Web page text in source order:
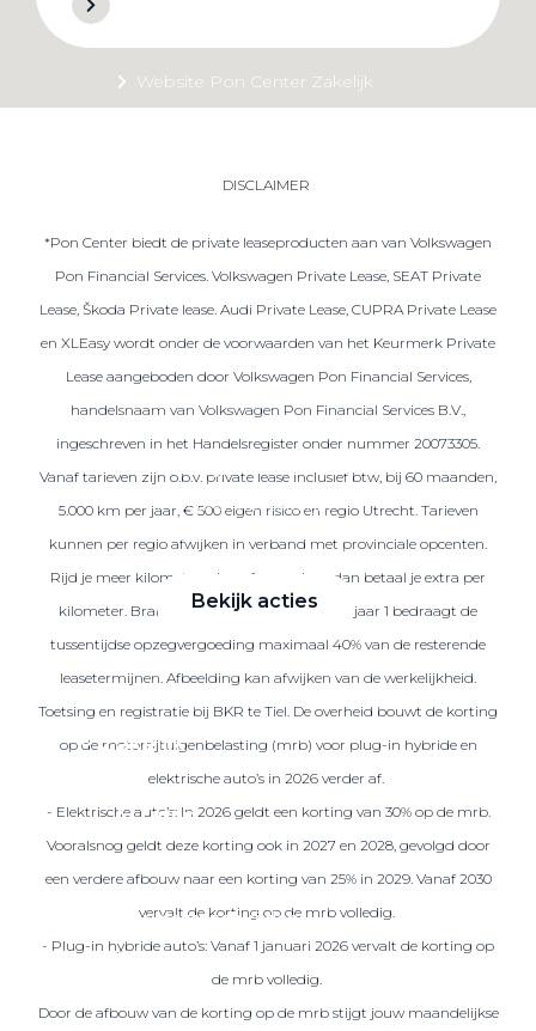
Website Pon Center Zakelijk
Berijdersinfo
Zakelijke Lease acties
Profiteer van zakelijk
voordeel
Bekijk acties
Zakelijk
Terug
Over elektrisch rijden
Over elektrisch rijden
DISCLAIMER
*Pon Center biedt de private leaseproducten aan van Volkswagen
Pon Financial Services. Volkswagen Private Lease, SEAT Private
Lease, Škoda Private lease. Audi Private Lease, CUPRA Private Lease
en XLEasy wordt onder de voorwaarden van het Keurmerk Private
Lease aangeboden door Volkswagen Pon Financial Services,
handelsnaam van Volkswagen Pon Financial Services B.V.,
ingeschreven in het Handelsregister onder nummer 20073305.
Vanaf tarieven zijn o.b.v. private lease inclusief btw, bij 60 maanden,
5.000 km per jaar, € 500 eigen risico en regio Utrecht. Tarieven
kunnen per regio afwijken in verband met provinciale opcenten.
Rijd je meer kilometers dan afgesproken, dan betaal je extra per
kilometer. Brandstof is niet inbegrepen. Na jaar 1 bedraagt de
tussentijdse opzegvergoeding maximaal 40% van de resterende
leasetermijnen. Afbeelding kan afwijken van de werkelijkheid.
Toetsing en registratie bij BKR te Tiel. De overheid bouwt de korting
op de motorrijtuigenbelasting (mrb) voor plug-in hybride en
elektrische auto’s in 2026 verder af.
- Elektrische auto’s: In 2026 geldt een korting van 30% op de mrb.
Vooralsnog geldt deze korting ook in 2027 en 2028, gevolgd door
een verdere afbouw naar een korting van 25% in 2029. Vanaf 2030
vervalt de korting op de mrb volledig.
- Plug-in hybride auto’s: Vanaf 1 januari 2026 vervalt de korting op
de mrb volledig.
Door de afbouw van de korting op de mrb stijgt jouw maandelijkse